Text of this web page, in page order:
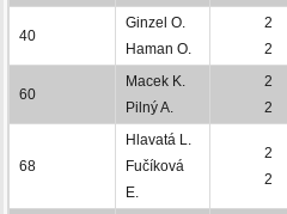
40
Ginzel O.
Haman O.
2
2
60
Macek K.
Pilný A.
2
2
68
Hlavatá L.
Fučíková
E.
2
2